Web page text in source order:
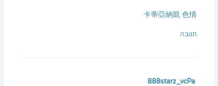
卡蒂亞納凱 色情
תגובה
888starz_vcPa